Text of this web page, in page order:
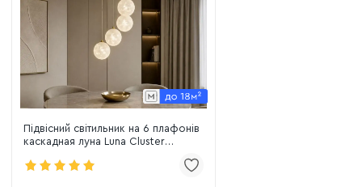
Підвісний світильник на 6 плафонів
каскадная луна Luna Cluster